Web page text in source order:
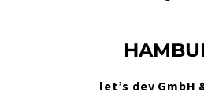
let’s dev GmbH